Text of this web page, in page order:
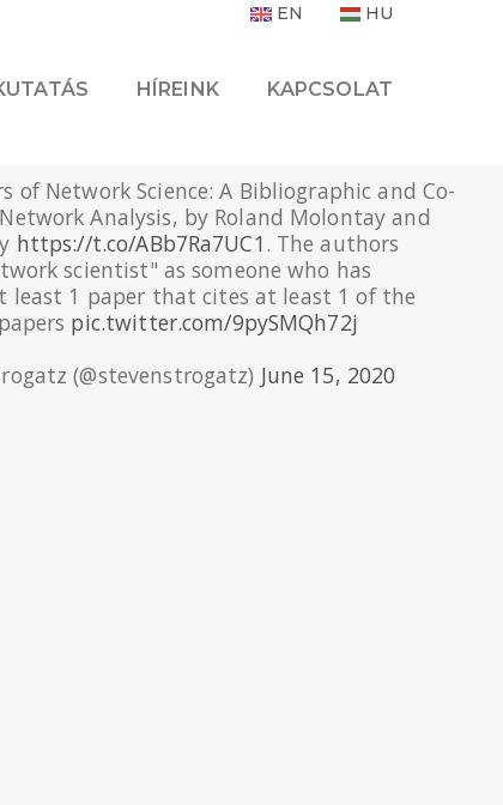
EN HU
HÍREINK KAPCSOLAT
of Network Science: A Bibliographic and Co-
Analysis, by Roland Molontay and
https://t.co/ABb7Ra7UC1. The authors
scientist" as someone who has
least 1 paper that cites at least 1 of the
pic.twitter.com/9pySMQh72j
(@stevenstrogatz) June 15, 2020